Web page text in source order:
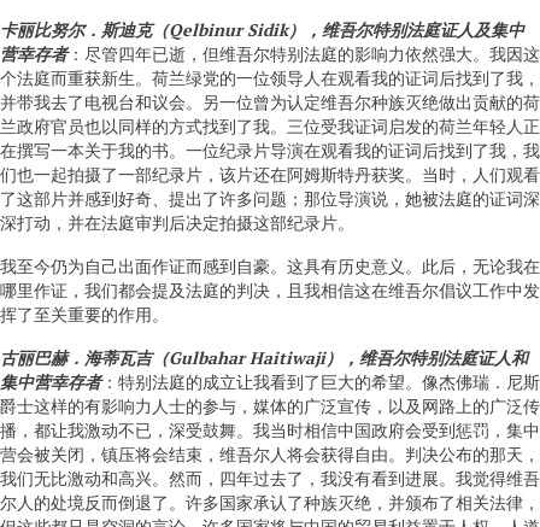
卡丽比努尔．斯迪克（Qelbinur Sidik），维吾尔特别法庭证人及集中
营幸存者：尽管四年已逝，但维吾尔特别法庭的影响力依然强大。我因这
个法庭而重获新生。荷兰绿党的一位领导人在观看我的证词后找到了我，
并带我去了电视台和议会。另一位曾为认定维吾尔种族灭绝做出贡献的荷
兰政府官员也以同样的方式找到了我。三位受我证词启发的荷兰年轻人正
在撰写一本关于我的书。一位纪录片导演在观看我的证词后找到了我，我
们也一起拍摄了一部纪录片，该片还在阿姆斯特丹获奖。当时，人们观看
了这部片并感到好奇、提出了许多问题；那位导演说，她被法庭的证词深
深打动，并在法庭审判后决定拍摄这部纪录片。
我至今仍为自己出面作证而感到自豪。这具有历史意义。此后，无论我在
哪里作证，我们都会提及法庭的判决，且我相信这在维吾尔倡议工作中发
挥了至关重要的作用。
古丽巴赫．海蒂瓦吉（Gulbahar Haitiwaji），维吾尔特别法庭证人和
集中营幸存者：特别法庭的成立让我看到了巨大的希望。像杰佛瑞．尼斯
爵士这样的有影响力人士的参与，媒体的广泛宣传，以及网路上的广泛传
播，都让我激动不已，深受鼓舞。我当时相信中国政府会受到惩罚，集中
营会被关闭，镇压将会结束，维吾尔人将会获得自由。判决公布的那天，
我们无比激动和高兴。然而，四年过去了，我没有看到进展。我觉得维吾
尔人的处境反而倒退了。许多国家承认了种族灭绝，并颁布了相关法律，